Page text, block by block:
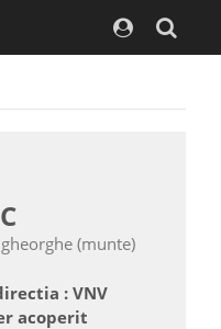
(munte)
: VNV
acoperit